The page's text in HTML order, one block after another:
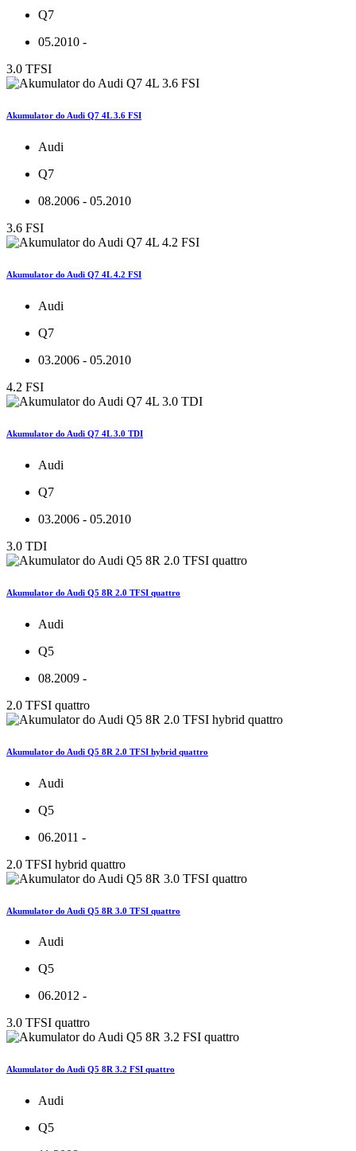
Q7
05.2010 -
3.0 TFSI
Akumulator do Audi Q7 4L 3.6 FSI
Audi
Q7
08.2006 - 05.2010
3.6 FSI
Akumulator do Audi Q7 4L 4.2 FSI
Audi
Q7
03.2006 - 05.2010
4.2 FSI
Akumulator do Audi Q7 4L 3.0 TDI
Audi
Q7
03.2006 - 05.2010
3.0 TDI
Akumulator do Audi Q5 8R 2.0 TFSI quattro
Audi
Q5
08.2009 -
2.0 TFSI quattro
Akumulator do Audi Q5 8R 2.0 TFSI hybrid quattro
Audi
Q5
06.2011 -
2.0 TFSI hybrid quattro
Akumulator do Audi Q5 8R 3.0 TFSI quattro
Audi
Q5
06.2012 -
3.0 TFSI quattro
Akumulator do Audi Q5 8R 3.2 FSI quattro
Audi
Q5